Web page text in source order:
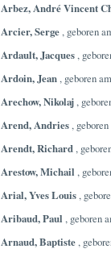
Arbez, André Vincent
Arcier, Serge, geboren
Ardault, Jacques,
Ardoin, Jean, geboren
Arechow, Nikolaj,
Arend, Andries,
Arendt, Richard,
Arestow, Michail ,
Arial, Yves Louis,
Aribaud, Paul , geboren
Arnaud, Baptiste,